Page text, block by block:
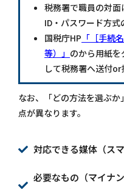
税務署で職員の対面
ID・パスワード方式
国税庁HP 「［手続
等）」 のから用紙
して税務署へ送付or
なお、「どの方法を選ぶ
点が異なります。
対応できる媒体（ス
必要なもの（マイナ